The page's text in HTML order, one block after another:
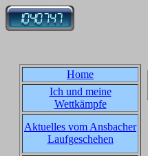
Home
Ich und meine
Wettkämpfe
Aktuelles vom Ansbacher
Laufgeschehen